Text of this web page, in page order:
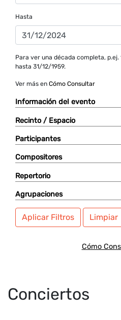
Hasta
Para ver una década completa,
hasta 31/12/1959.
Ver más en Cómo Consultar
Información del evento
Recinto / Espacio
Participantes
Compositores
Repertorio
Agrupaciones
Aplicar Filtros Limpiar
Cómo
Conciertos